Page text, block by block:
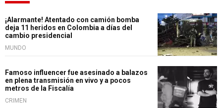
¡Alarmante! Atentado con camión bomba
deja 11 heridos en Colombia a días del
cambio presidencial
MUNDO
Famoso influencer fue asesinado a balazos
en plena transmisión en vivo y a pocos
metros de la Fiscalía
CRIMEN